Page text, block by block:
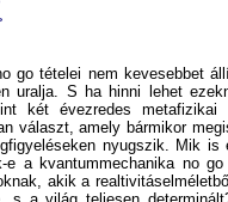
go tételei nem kevesebbet
uralja. S ha hinni lehet
két évezredes metafizikai
választ, amely bármikor
nyugszik. Mik
e a kvantummechanika no
akik a